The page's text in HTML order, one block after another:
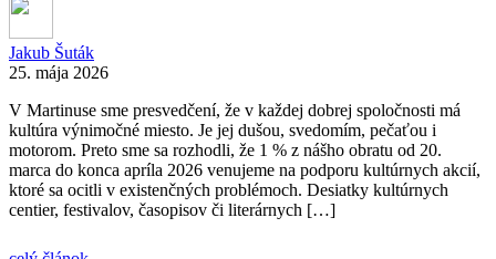
Jakub Šuták
25. mája 2026
V Martinuse sme presvedčení, že v každej dobrej spoločnosti má
kultúra výnimočné miesto. Je jej dušou, svedomím, pečaťou i
motorom. Preto sme sa rozhodli, že 1 % z nášho obratu od 20.
marca do konca apríla 2026 venujeme na podporu kultúrnych akcií,
ktoré sa ocitli v existenčných problémoch. Desiatky kultúrnych
centier, festivalov, časopisov či literárnych […]